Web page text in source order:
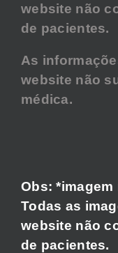
website não
de pacientes.
As
website não
médica.
Obs:
Todas as
website não
de pacientes.